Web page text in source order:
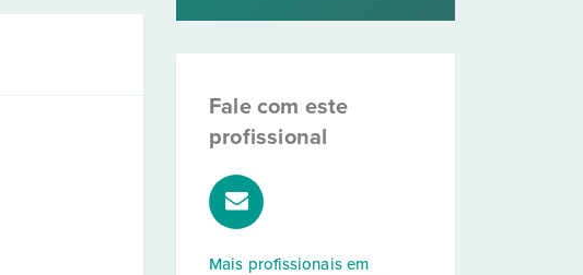
Fale com este
profissional
Mais profissionais em